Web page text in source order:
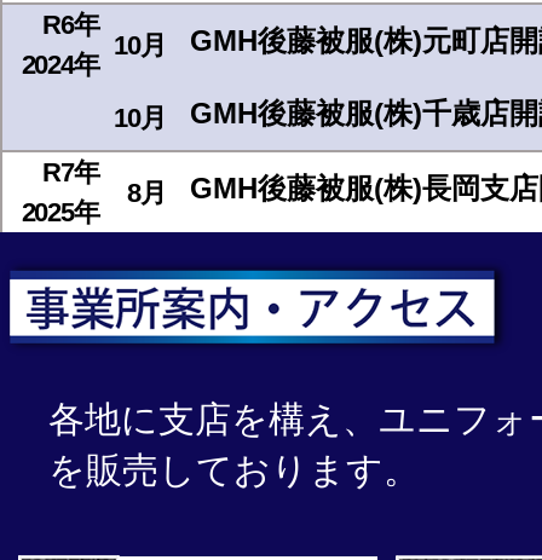
R6年
2024年
10月 GMH後藤被服(株)元町店
10月 GMH後藤被服(株)千歳店
R7年
2025年
8月 GMH後藤被服(株)長岡支
各地に支店を構え、ユニフォ
を販売しております。